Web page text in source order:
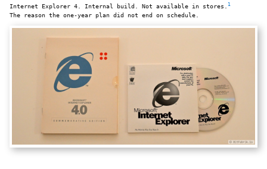
Internet Explorer 4. Internal build. Not available in stores. 1
The reason the one-year plan did not end on schedule.